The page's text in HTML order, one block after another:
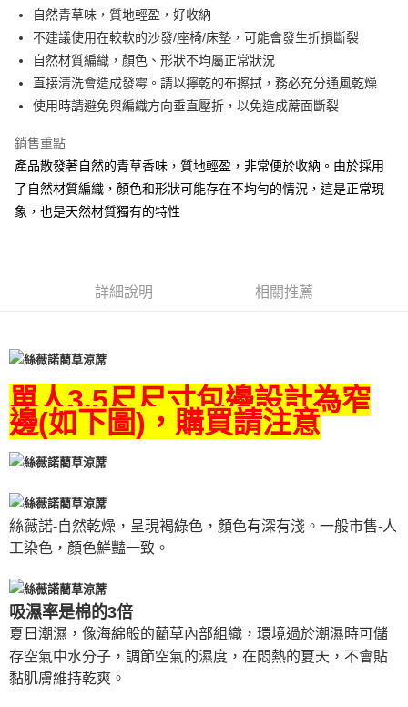
自然青草味，質地輕盈，好收納
不建議使用在較軟的沙發/座椅/床墊，可能會發生折損斷裂
自然材質編織，顏色、形狀不均屬正常狀況
直接清洗會造成發霉。請以擰乾的布擦拭，務必充分通風乾燥
使用時請避免與編織方向垂直壓折，以免造成蓆面斷裂
銷售重點
產品散發著自然的青草香味，質地輕盈，非常便於收納。由於採用
了自然材質編織，顏色和形狀可能存在不均勻的情況，這是正常現
象，也是天然材質獨有的特性
詳細說明 相關推薦
單人3.5尺尺寸包邊設計為窄
邊(如下圖)，購買請注意
絲薇諾-自然乾燥，呈現褐綠色，顏色有深有淺。一般市售-人
工染色，顏色鮮豔一致。
吸濕率是棉的3倍
夏日潮濕，像海綿般的藺草內部組織，環境過於潮濕時可儲
存空氣中水分子，調節空氣的濕度，在悶熱的夏天，不會貼
黏肌膚維持乾爽。